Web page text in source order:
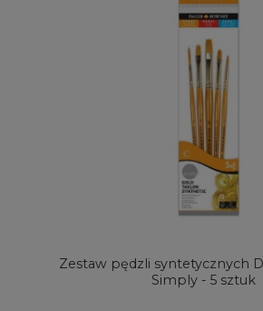
Zestaw pędzli syntetycznych
Simply - 5 sztuk